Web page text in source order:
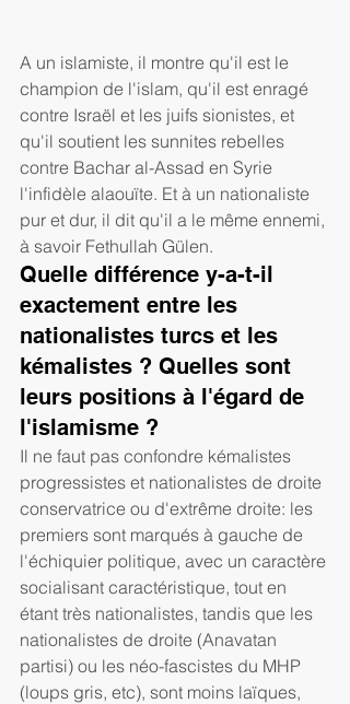
A un islamiste, il montre qu'il est le
champion de l'islam, qu'il est enragé
contre Israël et les juifs sionistes, et
qu'il soutient les sunnites rebelles
contre Bachar al-Assad en Syrie
l'infidèle alaouïte. Et à un nationaliste
pur et dur, il dit qu'il a le même ennemi,
à savoir Fethullah Gülen.
Quelle différence y-a-t-il
exactement entre les
nationalistes turcs et les
kémalistes ? Quelles sont
leurs positions à l'égard de
l'islamisme ?
Il ne faut pas confondre kémalistes
progressistes et nationalistes de droite
conservatrice ou d'extrême droite: les
premiers sont marqués à gauche de
l'échiquier politique, avec un caractère
socialisant caractéristique, tout en
étant très nationalistes, tandis que les
nationalistes de droite (Anavatan
partisi) ou les néo-fascistes du MHP
(loups gris, etc), sont moins laïques,